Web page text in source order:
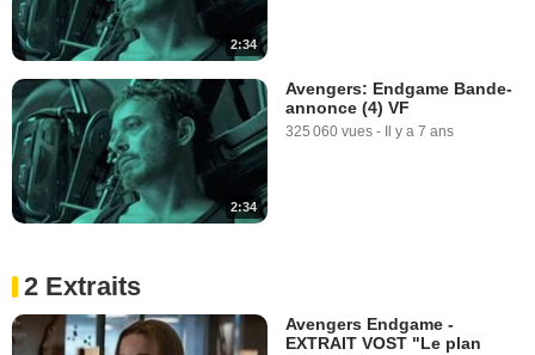
2:34
2:34
Avengers: Endgame Bande-
annonce (4) VF
325 060 vues - Il y a 7 ans
2 Extraits
Avengers Endgame -
EXTRAIT VOST "Le plan